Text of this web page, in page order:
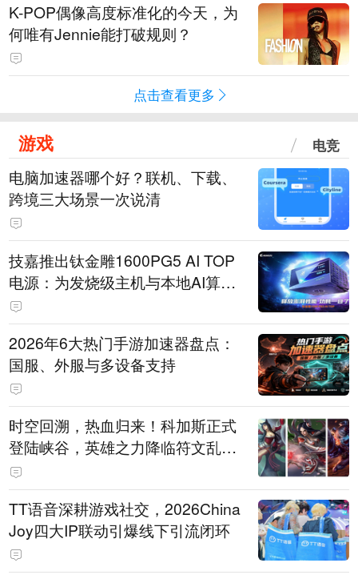
K-POP偶像高度标准化的今天，为
何唯有Jennie能打破规则？
点击查看更多
游戏 电竞
电脑加速器哪个好？联机、下载、
跨境三大场景一次说清
技嘉推出钛金雕1600PG5 AI TOP
电源：为发烧级主机与本地AI算力
打造旗舰供电方案
2026年6大热门手游加速器盘点：
国服、外服与多设备支持
时空回溯，热血归来！科加斯正式
登陆峡谷，英雄之力降临符文乱
斗！
TT语音深耕游戏社交，2026China
Joy四大IP联动引爆线下引流闭环